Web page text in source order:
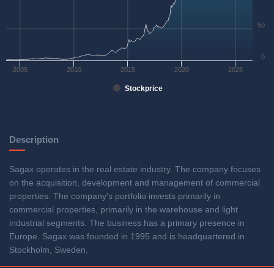
Stockprice
2005 2010 2015 2020 2025
0
50
Description
Sagax operates in the real estate industry. The company focuses
on the acquisition, development and management of commercial
properties. The company's portfolio invests primarily in
commercial properties, primarily in the warehouse and light
industrial segments. The business has a primary presence in
Europe. Sagax was founded in 1995 and is headquartered in
Stockholm, Sweden.